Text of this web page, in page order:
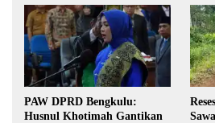
Pilkada oleh DPRD
PAW DPRD Bengkulu:
Husnul Khotimah Gantikan